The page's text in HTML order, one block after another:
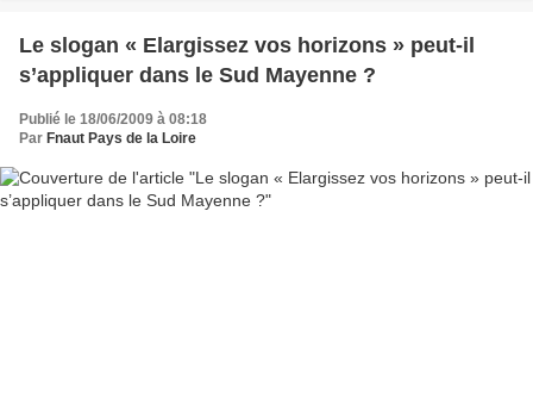
Le slogan « Elargissez vos horizons » peut-il
s’appliquer dans le Sud Mayenne ?
Publié le 18/06/2009 à 08:18
Par Fnaut Pays de la Loire